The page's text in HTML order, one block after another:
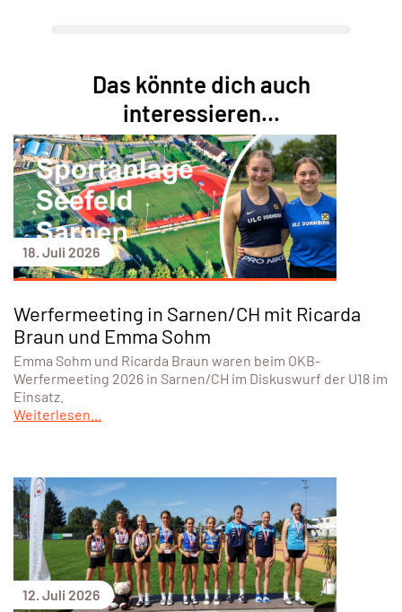
Das könnte dich auch
interessieren...
18. Juli 2026
Werfermeeting in Sarnen/CH mit Ricarda
Braun und Emma Sohm
Emma Sohm und Ricarda Braun waren beim OKB-
Werfermeeting 2026 in Sarnen/CH im Diskuswurf der U18 im
Einsatz.
Weiterlesen...
12. Juli 2026